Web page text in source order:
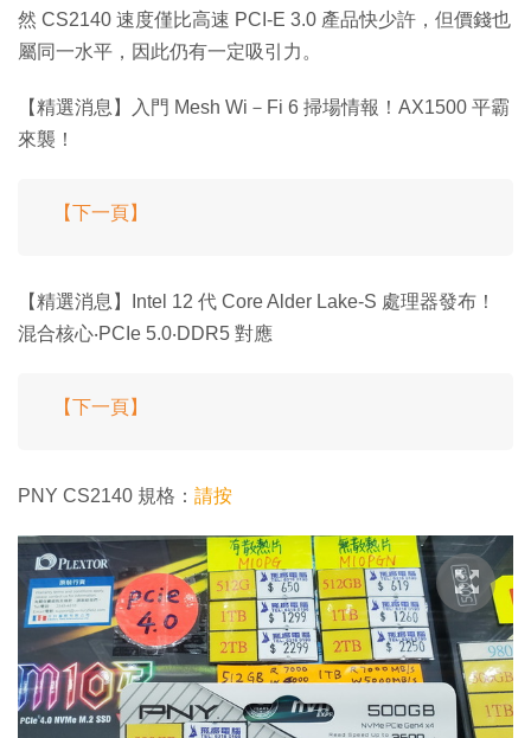
然 CS2140 速度僅比高速 PCI-E 3.0 產品快少許，但價錢也
屬同一水平，因此仍有一定吸引力。
【精選消息】入門 Mesh Wi－Fi 6 掃場情報！AX1500 平霸
來襲！
【下一頁】
【精選消息】Intel 12 代 Core Alder Lake-S 處理器發布！
混合核心‧PCIe 5.0‧DDR5 對應
【下一頁】
PNY CS2140 規格： 請按